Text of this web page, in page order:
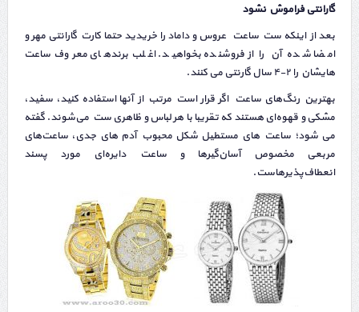
گارانتی فراموش نشود
بعد از اینکه ست ساعت عروس و داماد را خریدید حتما کارت گارانتی مهر و
امضا شده آن را از فروشنده بخواهید. اغلب برندهای معروف ساعت
هایشان را ۲-۴ سال گارنتی می کنند.
بهترین رنگ‌های ساعت اگر قرار است مرتب از آنها استفاده کنید، سفید،
مشکی و قهوه‌ای هستند که تقریبا با هر لباس و ظاهری ست می‌شوند. گفته
می شود؛ ساعت های مستطیل شکل محبوب آدم های جدی، ساعت‌های
مربعی مخصوص آسان‌گیرها و ساعت دایره‌ای مورد پسند
انعطاف‌پذیرهاست.